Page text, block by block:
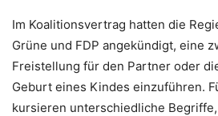
Im Koalitionsvertrag hatten die
Grüne und FDP angekündigt, eine
Freistellung für den Partner oder
Geburt eines Kindes einzuführen.
kursieren unterschiedliche